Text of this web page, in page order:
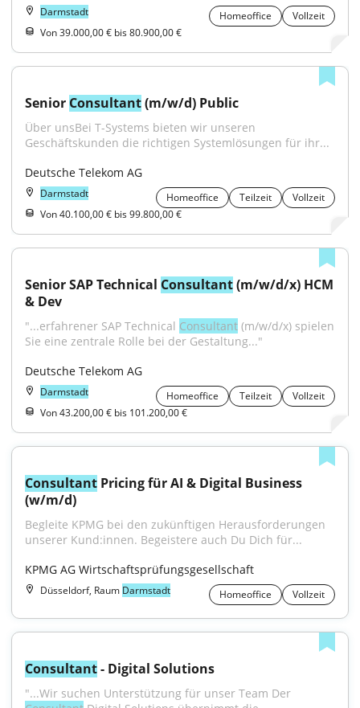
Darmstadt Homeoffice
Vollzeit
Von 39.000,00 € bis 80.900,00 €
Senior Consultant (m/w/d) Public
Über unsBei T-Systems bieten wir unseren
Geschäftskunden die richtigen Systemlösungen für ihr...
Deutsche Telekom AG
Darmstadt Homeoffice Teilzeit
Vollzeit
Von 40.100,00 € bis 99.800,00 €
Senior SAP Technical Consultant (m/w/d/x) HCM
& Dev
"...erfahrener SAP Technical Consultant (m/w/d/x) spielen
Sie eine zentrale Rolle bei der Gestaltung..."
Deutsche Telekom AG
Darmstadt Homeoffice Teilzeit
Vollzeit
Von 43.200,00 € bis 101.200,00 €
Consultant Pricing für AI & Digital Business
(w/m/d)
Begleite KPMG bei den zukünftigen Herausforderungen
unserer Kund:innen. Begeistere auch Du Dich für...
KPMG AG Wirtschaftsprüfungsgesellschaft
Düsseldorf, Raum Darmstadt Homeoffice Vollzeit
Consultant - Digital Solutions